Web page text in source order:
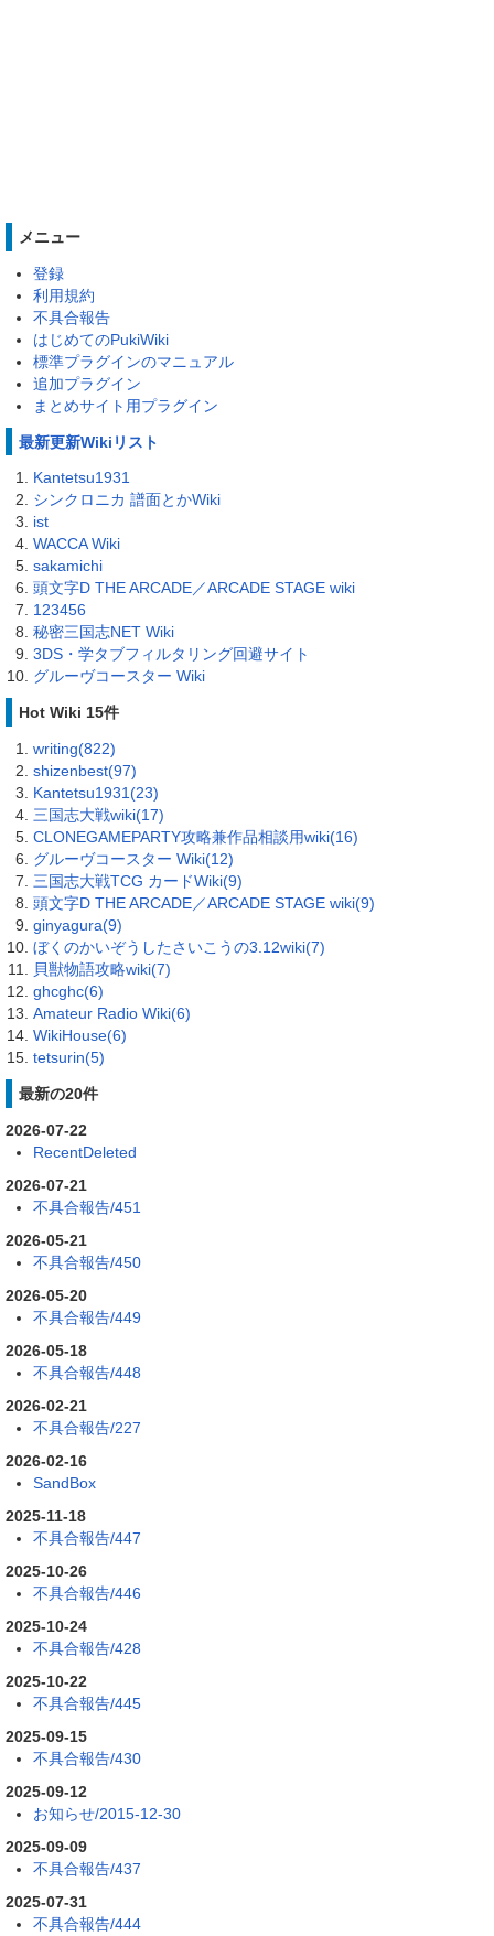
メニュー
登録
利用規約
不具合報告
はじめてのPukiWiki
標準プラグインのマニュアル
追加プラグイン
まとめサイト用プラグイン
最新更新Wikiリスト
Kantetsu1931
シンクロニカ 譜面とかWiki
ist
WACCA Wiki
sakamichi
頭文字D THE ARCADE／ARCADE STAGE wiki
123456
秘密三国志NET Wiki
3DS・学タブフィルタリング回避サイト
グルーヴコースター Wiki
Hot Wiki 15件
writing(822)
shizenbest(97)
Kantetsu1931(23)
三国志大戦wiki(17)
CLONEGAMEPARTY攻略兼作品相談用wiki(16)
グルーヴコースター Wiki(12)
三国志大戦TCG カードWiki(9)
頭文字D THE ARCADE／ARCADE STAGE wiki(9)
ginyagura(9)
ぼくのかいぞうしたさいこうの3.12wiki(7)
貝獣物語攻略wiki(7)
ghcghc(6)
Amateur Radio Wiki(6)
WikiHouse(6)
tetsurin(5)
最新の20件
2026-07-22
RecentDeleted
2026-07-21
不具合報告/451
2026-05-21
不具合報告/450
2026-05-20
不具合報告/449
2026-05-18
不具合報告/448
2026-02-21
不具合報告/227
2026-02-16
SandBox
2025-11-18
不具合報告/447
2025-10-26
不具合報告/446
2025-10-24
不具合報告/428
2025-10-22
不具合報告/445
2025-09-15
不具合報告/430
2025-09-12
お知らせ/2015-12-30
2025-09-09
不具合報告/437
2025-07-31
不具合報告/444